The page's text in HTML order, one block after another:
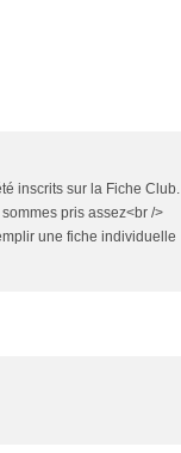
inscrits sur la Fiche Club.
pris assez<br />
une fiche individuelle